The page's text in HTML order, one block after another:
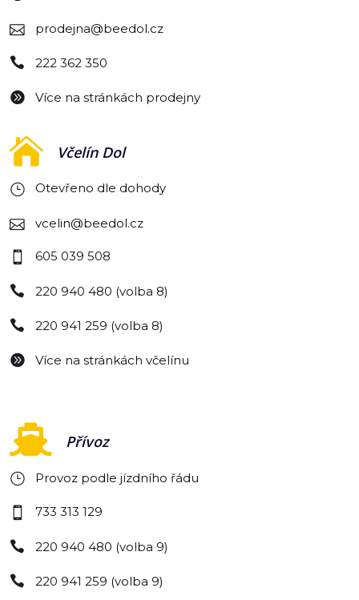
prodejna@beedol.cz
222 362 350
Více na stránkách prodejny
Včelín Dol
Otevřeno dle dohody
vcelin@beedol.cz
605 039 508
220 940 480 (volba 8)
220 941 259 (volba 8)
Více na stránkách včelínu
Přívoz
Provoz podle jízdního řádu
733 313 129
220 940 480 (volba 9)
220 941 259 (volba 9)